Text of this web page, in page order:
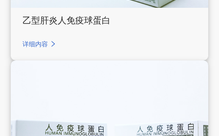
乙型肝炎人免疫球蛋白
详细内容